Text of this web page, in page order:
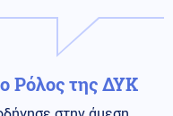
Ρόλος της ΔΥΚ